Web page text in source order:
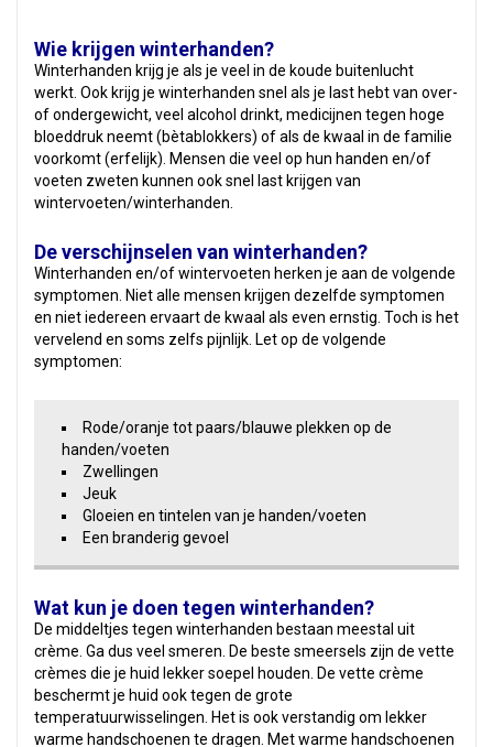
Wie krijgen winterhanden?
Winterhanden krijg je als je veel in de koude buitenlucht
werkt. Ook krijg je winterhanden snel als je last hebt van over-
of ondergewicht, veel alcohol drinkt, medicijnen tegen hoge
bloeddruk neemt (bètablokkers) of als de kwaal in de familie
voorkomt (erfelijk). Mensen die veel op hun handen en/of
voeten zweten kunnen ook snel last krijgen van
wintervoeten/winterhanden.
De verschijnselen van winterhanden?
Winterhanden en/of wintervoeten herken je aan de volgende
symptomen. Niet alle mensen krijgen dezelfde symptomen
en niet iedereen ervaart de kwaal als even ernstig. Toch is het
vervelend en soms zelfs pijnlijk. Let op de volgende
symptomen:
Rode/oranje tot paars/blauwe plekken op de
handen/voeten
Zwellingen
Jeuk
Gloeien en tintelen van je handen/voeten
Een branderig gevoel
Wat kun je doen tegen winterhanden?
De middeltjes tegen winterhanden bestaan meestal uit
crème. Ga dus veel smeren. De beste smeersels zijn de vette
crèmes die je huid lekker soepel houden. De vette crème
beschermt je huid ook tegen de grote
temperatuurwisselingen. Het is ook verstandig om lekker
warme handschoenen te dragen. Met warme handschoenen